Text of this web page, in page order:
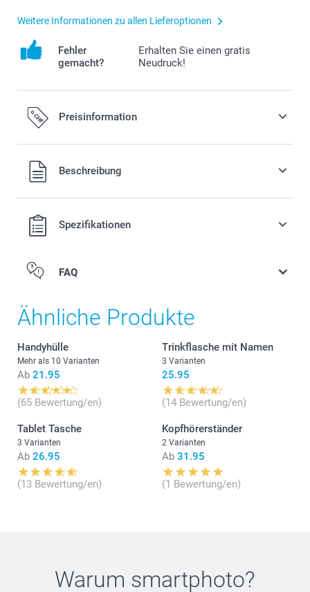
Weitere Informationen zu allen Lieferoptionen
Fehler
gemacht?
Erhalten Sie einen gratis
Neudruck!
Preisinformation
Alle Preise verstehen sich in Schweizer Franken (CHF) inkl.
MwSt. und zzgl. Versandkosten.
Beschreibung
Spezifikationen
FAQ
Drehen Sie es um, so dass das untere Gehäuse nach
oben zeigt.
Ähnliche Produkte
Handyhülle
Mehr als 10 Varianten
Ab 21.95
(65 Bewertung/en)
Trinkflasche mit Namen
3 Varianten
25.95
(14 Bewertung/en)
Tablet Tasche
3 Varianten
Ab 26.95
(13 Bewertung/en)
Kopfhörerständer
2 Varianten
Ab 31.95
(1 Bewertung/en)
Warum smartphoto?